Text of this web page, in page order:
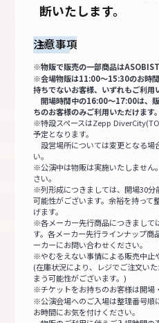
断いたします。
注意事項
※物販で販売の一部商品は
※会場物販は11:00～15:30のお時
持ちでないお客様、いずれもご利用
開場時間中の16:00～17:00は、
ちのお客様のみご利用いただけます。
※特設スペースはZepp
予定となります。
設営場所については変更となる場
い。
※公演中は物販は実施いたしません
さい。
※列形成につきましては、開場30分
可能性がございます。余裕を持って
げます。
※各メーカー先行商品につきまして
す。各メーカー先行ラインナップ
ーカーにお問い合わせください。
※やむをえない事情による販売中止
(在庫状況により、レジでご注文い
まう可能性がございます。)
※チケットをお持ちのお客様は開場
※公演会場へのご入場は整理番号順
お時間にお気を付けください。